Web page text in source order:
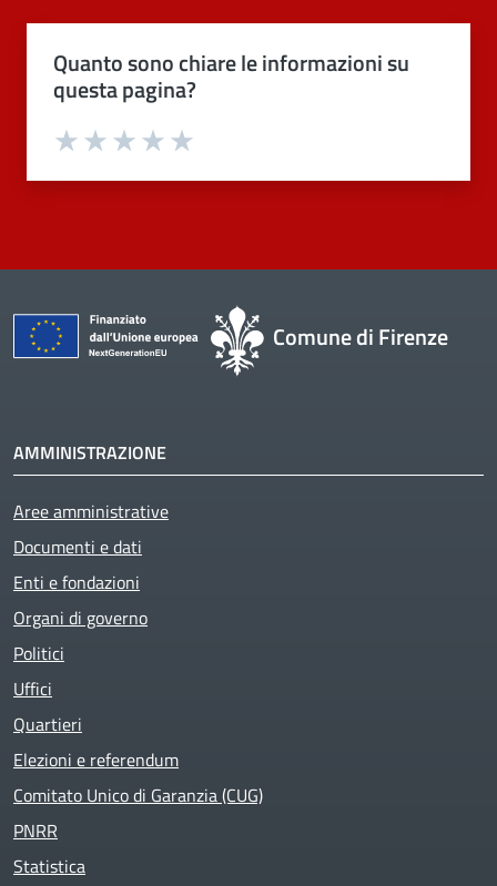
Quanto sono chiare le informazioni su
questa pagina?
Valuta 4 stelle su 5
Valuta 3 stelle su 5
Valuta 2 stelle su 5
Valuta 1 stelle su 5
Comune di Firenze
AMMINISTRAZIONE
Aree amministrative
Documenti e dati
Enti e fondazioni
Organi di governo
Politici
Uffici
Quartieri
Elezioni e referendum
Comitato Unico di Garanzia (CUG)
PNRR
Statistica